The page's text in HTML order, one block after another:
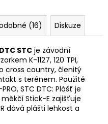
(16) Diskuze
STCje závodní
K-1127, 120 TPI,
cross country, členitý
s terénem. Použité
STC DTC: Plášť je
Stick-E zajišťuje
dává plášti lehkost a